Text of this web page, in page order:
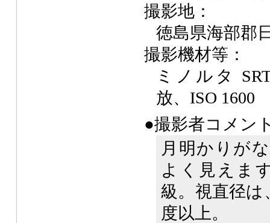
撮影地：
徳島県海部郡
撮影機材等：
ミノルタ
放、ISO 1600
●撮影者コメン
月明かりが
よく見えま
級。視直径は
度以上。